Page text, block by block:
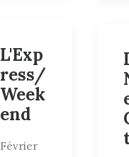
L'Exp
ress/
Week
end
Février